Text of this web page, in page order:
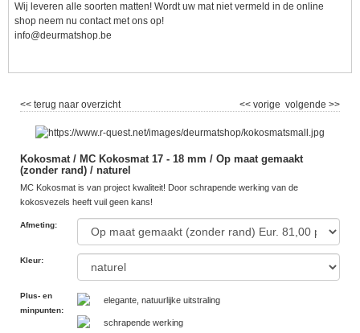
Wij leveren alle soorten matten! Wordt uw mat niet vermeld in de online
shop neem nu contact met ons op!
info@deurmatshop.be
<< terug naar overzicht volgende >>
<< vorige
Kokosmat / MC Kokosmat 17 - 18 mm / Op maat gemaakt
(zonder rand) / naturel
MC Kokosmat is van project kwaliteit! Door schrapende werking van de
kokosvezels heeft vuil geen kans!
Afmeting:
Kleur:
Plus- en
minpunten:
elegante, natuurlijke uitstraling
schrapende werking